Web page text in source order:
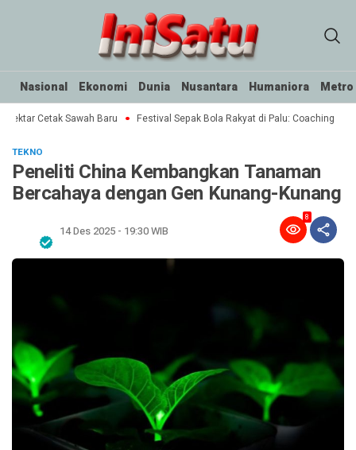
Nasional Ekonomi Dunia Nusantara Humaniora Metro
Cetak Sawah Baru Festival Sepak Bola Rakyat di Palu: Coaching Clinic
TEKNO
Peneliti China Kembangkan Tanaman
Bercahaya dengan Gen Kunang-Kunang
14 Des 2025 - 19:30 WIB
8